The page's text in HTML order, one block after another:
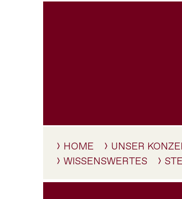
HOME UNSER
WISSENSWERTES